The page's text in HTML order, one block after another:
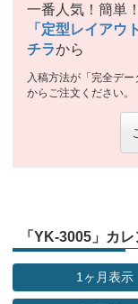
一番人気！簡単
「定型レイアウ
チラから
入稿方法が「完全デ
からご注文ください。
「YK-3005」カ
1ヶ月表示